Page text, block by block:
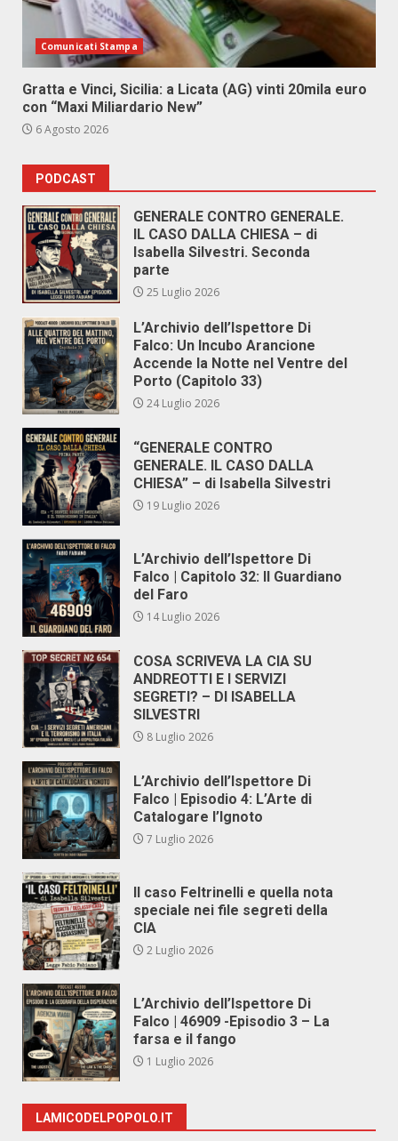
Comunicati Stampa
Gratta e Vinci, Sicilia: a Licata (AG) vinti 20mila euro
con “Maxi Miliardario New”
6 Agosto 2026
PODCAST
GENERALE CONTRO GENERALE.
IL CASO DALLA CHIESA – di
Isabella Silvestri. Seconda
parte
25 Luglio 2026
L’Archivio dell’Ispettore Di
Falco: Un Incubo Arancione
Accende la Notte nel Ventre del
Porto (Capitolo 33)
24 Luglio 2026
“GENERALE CONTRO
GENERALE. IL CASO DALLA
CHIESA” – di Isabella Silvestri
19 Luglio 2026
L’Archivio dell’Ispettore Di
Falco | Capitolo 32: Il Guardiano
del Faro
14 Luglio 2026
COSA SCRIVEVA LA CIA SU
ANDREOTTI E I SERVIZI
SEGRETI? – DI ISABELLA
SILVESTRI
8 Luglio 2026
L’Archivio dell’Ispettore Di
Falco | Episodio 4: L’Arte di
Catalogare l’Ignoto
7 Luglio 2026
Il caso Feltrinelli e quella nota
speciale nei file segreti della
CIA
2 Luglio 2026
L’Archivio dell’Ispettore Di
Falco | 46909 -Episodio 3 – La
farsa e il fango
1 Luglio 2026
LAMICODELPOPOLO.IT